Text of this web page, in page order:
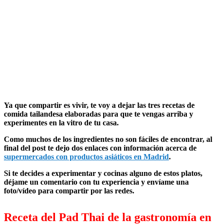
Ya que compartir es vivir, te voy a dejar las tres recetas de
comida tailandesa elaboradas para que te vengas arriba y
experimentes en la vitro de tu casa.
Como muchos de los ingredientes no son fáciles de encontrar, al
final del post te dejo dos enlaces con información acerca de
supermercados con productos asiáticos en Madrid.
Si te decides a experimentar y cocinas alguno de estos platos,
déjame un comentario con tu experiencia y envíame una
foto/vídeo para compartir por las redes.
Receta del Pad Thai de la gastronomía en